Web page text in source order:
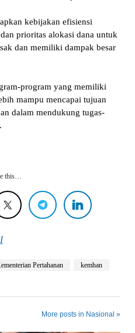
kebijakan efisiensi
prioritas alokasi dana untuk
dan memiliki dampak besar
program yang memiliki
mampu mencapai tujuan
dalam mendukung tugas-
this…
Pertahanan
kemhan
More posts in Nasional »